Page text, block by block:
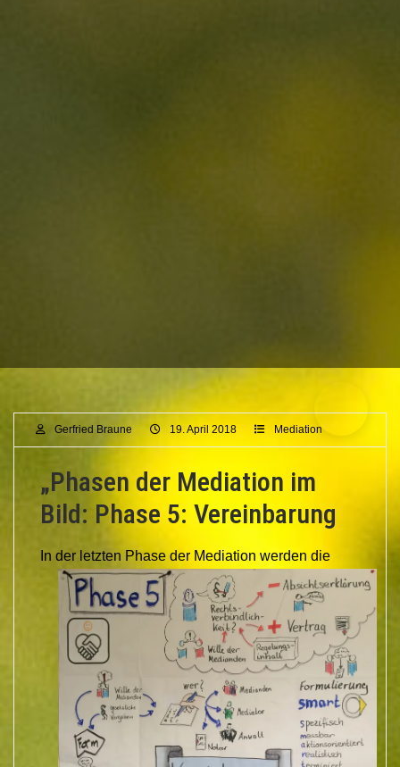
Gerfried Braune 19. April 2018 Mediation
„Phasen der Mediation im
Bild: Phase 5: Vereinbarung
In der letzten Phase der Mediation werden die